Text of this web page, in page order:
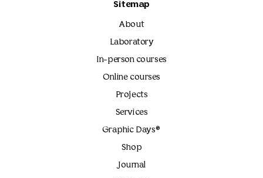
Sitemap
About
Laboratory
In-person courses
Online courses
Projects
Services
Graphic Days®
Shop
Journal